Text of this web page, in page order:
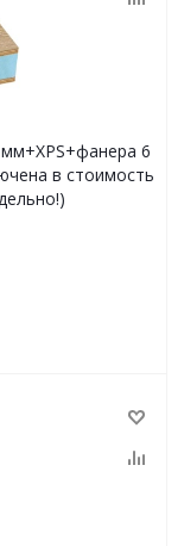
6
в стоимость